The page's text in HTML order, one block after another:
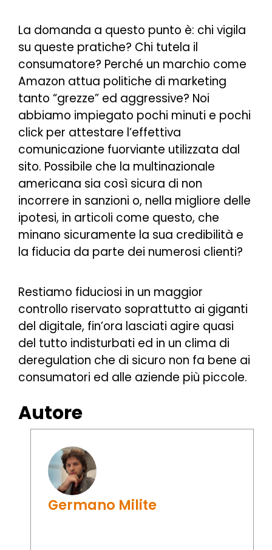
La domanda a questo punto è: chi vigila
su queste pratiche? Chi tutela il
consumatore? Perché un marchio come
Amazon attua politiche di marketing
tanto “grezze” ed aggressive? Noi
abbiamo impiegato pochi minuti e pochi
click per attestare l’effettiva
comunicazione fuorviante utilizzata dal
sito. Possibile che la multinazionale
americana sia così sicura di non
incorrere in sanzioni o, nella migliore delle
ipotesi, in articoli come questo, che
minano sicuramente la sua credibilità e
la fiducia da parte dei numerosi clienti?
Restiamo fiduciosi in un maggior
controllo riservato soprattutto ai giganti
del digitale, fin’ora lasciati agire quasi
del tutto indisturbati ed in un clima di
deregulation che di sicuro non fa bene ai
consumatori ed alle aziende più piccole.
Autore
Germano Milite